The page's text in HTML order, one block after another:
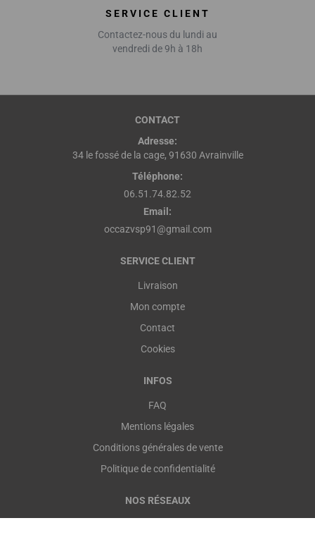
SERVICE CLIENT
Contactez-nous du lundi au
vendredi de 9h à 18h
CONTACT
Adresse:
34 le fossé de la cage, 91630 Avrainville
Téléphone:
06.51.74.82.52
Email:
occazvsp91@gmail.com
SERVICE CLIENT
Livraison
Mon compte
Contact
Cookies
INFOS
FAQ
Mentions légales
Conditions générales de vente
Politique de confidentialité
NOS RÉSEAUX